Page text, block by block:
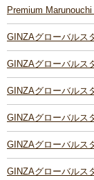
Premium
GINZAグローバルス
GINZAグローバルス
GINZAグローバルス
GINZAグローバルス
GINZAグローバルス
GINZAグローバルス